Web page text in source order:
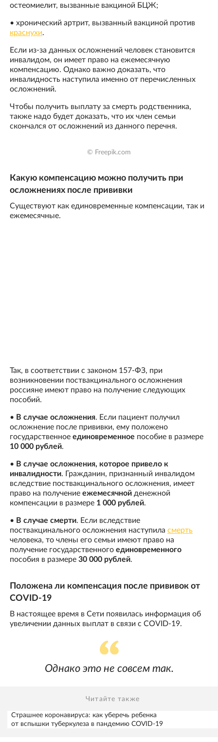
остеомиелит, вызванные вакциной БЦЖ;
• хронический артрит, вызванный вакциной против
краснухи.
Если из-за данных осложнений человек становится
инвалидом, он имеет право на ежемесячную
компенсацию. Однако важно доказать, что
инвалидность наступила именно от перечисленных
осложнений.
Чтобы получить выплату за смерть родственника,
также надо будет доказать, что их член семьи
скончался от осложнений из данного перечня.
© Freepik.com
Какую компенсацию можно получить при
осложнениях после прививки
Существуют как единовременные компенсации, так и
ежемесячные.
Так, в соответствии с законом 157-ФЗ, при
возникновении поствакцинального осложнения
россияне имеют право на получение следующих
пособий.
• В случае осложнения. Если пациент получил
осложнение после прививки, ему положено
государственное единовременное пособие в размере
10 000 рублей.
• В случае осложнения, которое привело к
инвалидности. Гражданин, признанный инвалидом
вследствие поствакцинального осложнения, имеет
право на получение ежемесячной денежной
компенсации в размере 1 000 рублей.
• В случае смерти. Если вследствие
поствакцинального осложнения наступила смерть
человека, то члены его семьи имеют право на
получение государственного единовременного
пособия в размере 30 000 рублей.
Положена ли компенсация после прививок от
COVID-19
В настоящее время в Сети появилась информация об
увеличении данных выплат в связи с COVID-19.
Однако это не совсем так.
Читайте также
Страшнее коронавируса: как уберечь ребенка
от вспышки туберкулеза в пандемию COVID-19